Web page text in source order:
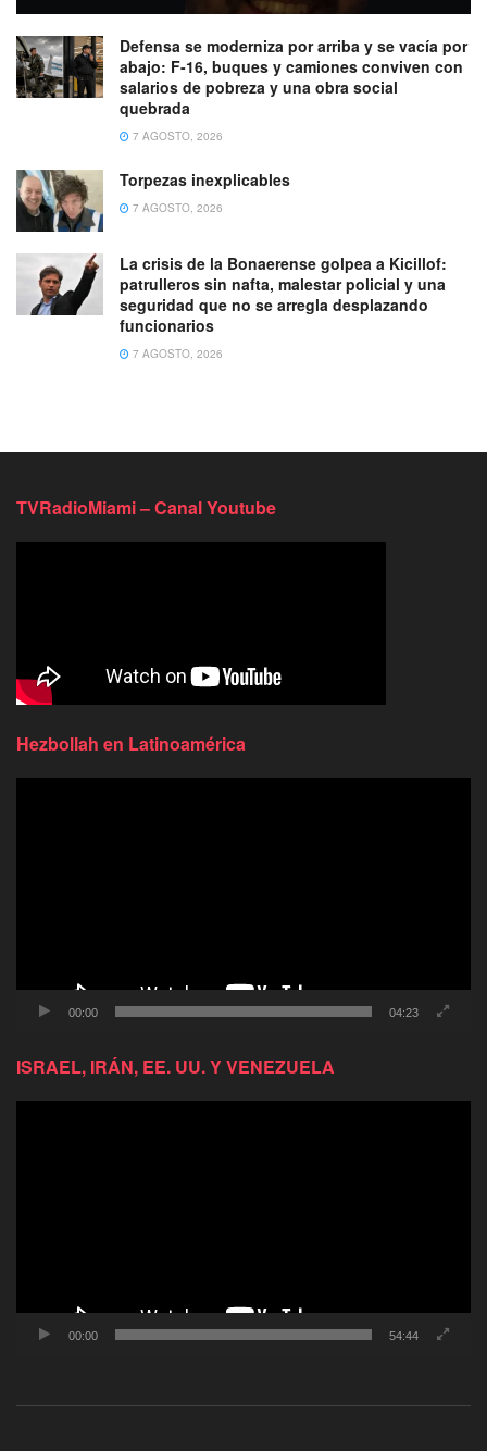
Defensa se moderniza por arriba y se vacía por
abajo: F-16, buques y camiones conviven con
salarios de pobreza y una obra social
quebrada
7 AGOSTO, 2026
Torpezas inexplicables
7 AGOSTO, 2026
La crisis de la Bonaerense golpea a Kicillof:
patrulleros sin nafta, malestar policial y una
seguridad que no se arregla desplazando
funcionarios
7 AGOSTO, 2026
TVRadioMiami – Canal Youtube
Hezbollah en Latinoamérica
00:00 04:23
ISRAEL, IRÁN, EE. UU. Y VENEZUELA
00:00 54:44